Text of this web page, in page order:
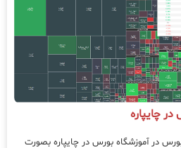
چایپاره
در آموزشگاه بورس در چایپاره بصورت